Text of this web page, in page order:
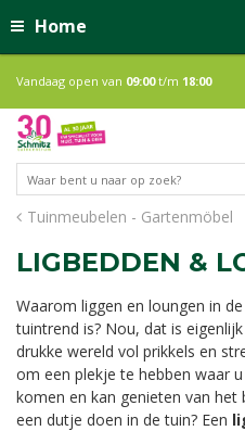
Home
Tuinmeubelen - Gartenmöbel
Vandaag open van 09:00t/m 18:00
LIGBEDDEN &
Waarom liggen en loungen in
tuintrend is? Nou, dat is
drukke wereld vol prikkels en
om een plekje te hebben waar
komen en kan genieten van
een dutje doen in de tuin? Een